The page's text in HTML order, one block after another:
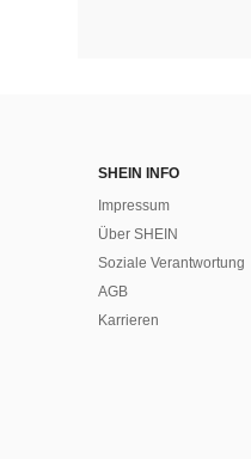
SHEIN INFO
Impressum
Über SHEIN
Soziale Verantwortung
AGB
Karrieren